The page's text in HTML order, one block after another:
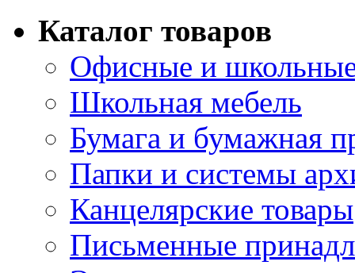
Каталог товаров
Офисные и
Школьная мебель
Бумага и бумажная
Папки и системы
Канцелярские товары
Письменные